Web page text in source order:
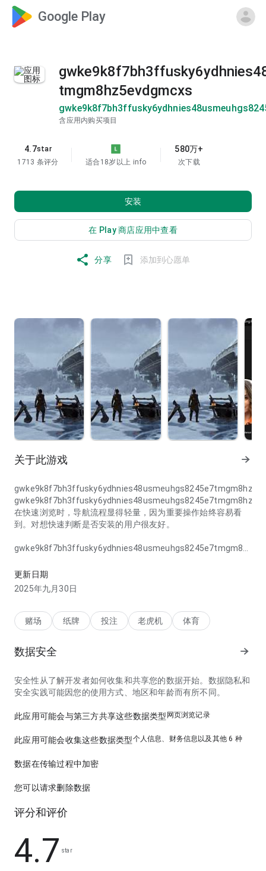
Google Play
tmgm8hz5evdgmcxs
含应用内购买项目
4.7star
1713 条评分
适合18岁以上 info
580万+
次下载
安装
在 Play 商店应用中查看
分享 添加到心愿单
关于此游戏
在快速浏览时，导航流程显得轻量，因为重要操作始终容易看
到。对想快速判断是否安装的用户很友好。
解。整体体验更适合日常反复打开。
更新日期
2025年九月30日
赌场 纸牌 投注 老虎机 体育
数据安全
安全性从了解开发者如何收集和共享您的数据开始。数据隐私和
安全实践可能因您的使用方式、地区和年龄而有所不同。
此应用可能会与第三方共享这些数据类型 网页浏览记录
此应用可能会收集这些数据类型个人信息、财务信息以及其他 6 种
数据在传输过程中加密
您可以请求删除数据
评分和评价
4.7 star